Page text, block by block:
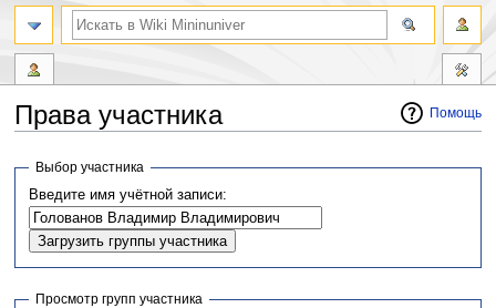
Помощь
Права участника
Перейти
навигации
Перейти
поиску
Выбор участника
Введите имя учётной записи:
Просмотр групп участника